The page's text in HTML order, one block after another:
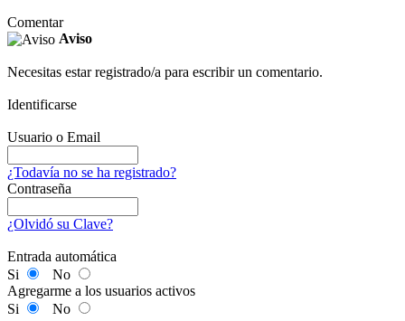
Comentar
Aviso
Necesitas estar registrado/a para escribir un comentario.
Identificarse
Usuario o Email
¿Todavía no se ha registrado?
Contraseña
¿Olvidó su Clave?
Entrada automática
Si
No
Agregarme a los usuarios activos
Si
No